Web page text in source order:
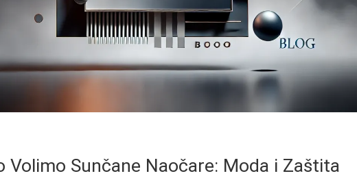
Volimo Sunčane Naočare: Moda i Zaštita